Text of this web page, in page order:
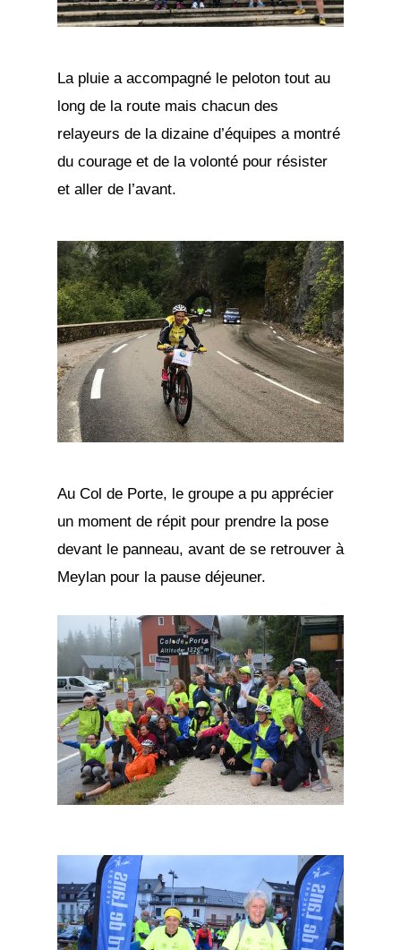
La pluie a accompagné le peloton tout au
long de la route mais chacun des
relayeurs de la dizaine d’équipes a montré
du courage et de la volonté pour résister
et aller de l’avant.
Au Col de Porte, le groupe a pu apprécier
un moment de répit pour prendre la pose
devant le panneau, avant de se retrouver à
Meylan pour la pause déjeuner.